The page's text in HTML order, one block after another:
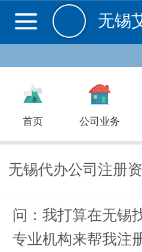
无锡
首页 公司业务
无锡代办公司注册
问：我打算在无锡
专业机构来帮我注